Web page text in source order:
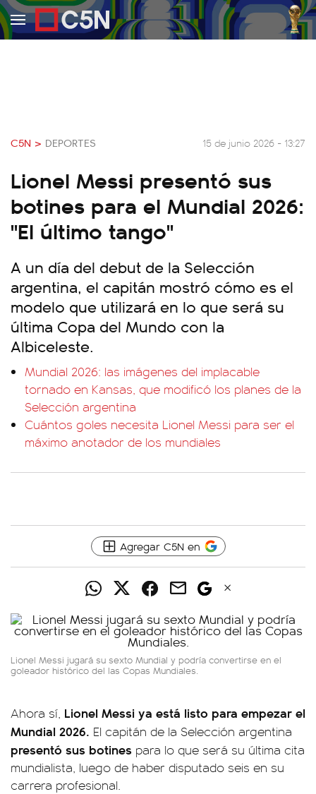
C5N > DEPORTES 15 de junio 2026 - 13:27
Lionel Messi presentó sus
botines para el Mundial 2026:
"El último tango"
A un día del debut de la Selección
argentina, el capitán mostró cómo es el
modelo que utilizará en lo que será su
última Copa del Mundo con la
Albiceleste.
Mundial 2026: las imágenes del implacable
tornado en Kansas, que modificó los planes de la
Selección argentina
Cuántos goles necesita Lionel Messi para ser el
máximo anotador de los mundiales
Agregar C5N en
Lionel Messi jugará su sexto Mundial y podría convertirse en el
goleador histórico del las Copas Mundiales.
Ahora sí, Lionel Messi ya está listo para empezar el
Mundial 2026. El capitán de la Selección argentina
presentó sus botines para lo que será su última cita
mundialista, luego de haber disputado seis en su
carrera profesional.